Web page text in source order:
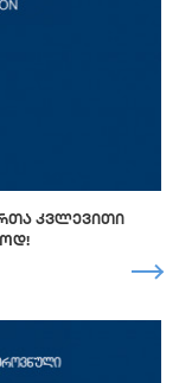
ᲙᲕᲚᲔᲕᲘᲗᲘ